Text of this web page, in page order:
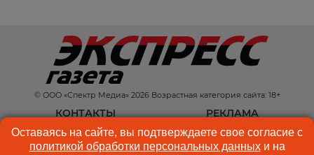
© ООО «Спектр Медиа» 2026 Возрастная категория сайта: 18+
КОНТАКТЫ
РЕКЛАМА
КУКИ-ФАЙЛЫ
ПОЛЬЗОВАТЕЛЬСКОЕ
СОГЛАШЕНИЕ
Оставаясь на сайте, вы подтверждаете свое согласие с
политикой обработки персональных данныхи на